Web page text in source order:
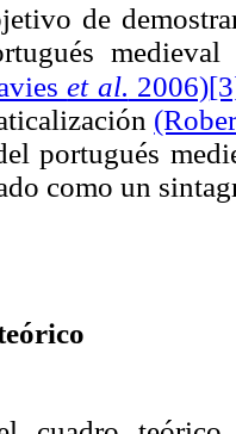
de
et al. 2006)
portugués
como un